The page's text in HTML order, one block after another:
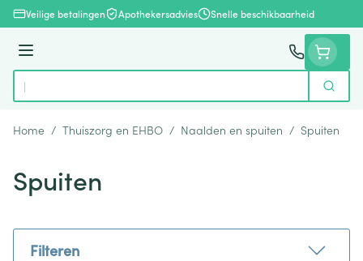
Ga naar de inhoud
Veilige betalingen Apothekersadvies Snelle beschikbaarheid
Menu
Product, merk, categorie...
Zoek
Home / Thuiszorg en EHBO / Naalden en spuiten / Spuiten
Spuiten
Filteren